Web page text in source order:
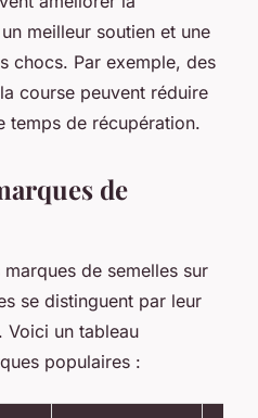
meilleur soutien et une
chocs. Par exemple, des
course peuvent réduire
temps de récupération.
de
de semelles sur
se distinguent par leur
Voici un tableau
populaires :